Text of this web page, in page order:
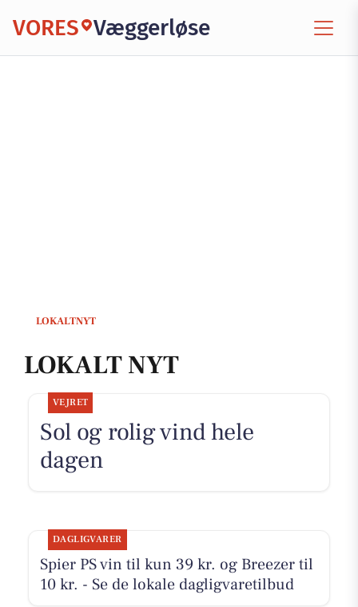
VORES Væggerløse
LOKALTNYT
LOKALT NYT
VEJRET
Sol og rolig vind hele
dagen
DAGLIGVARER
Spier PS vin til kun 39 kr. og Breezer til
10 kr. - Se de lokale dagligvaretilbud